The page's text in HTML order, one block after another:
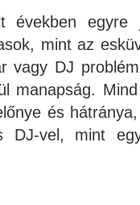
években egyre
mint az
vagy DJ
manapság.
és
DJ-vel, mint